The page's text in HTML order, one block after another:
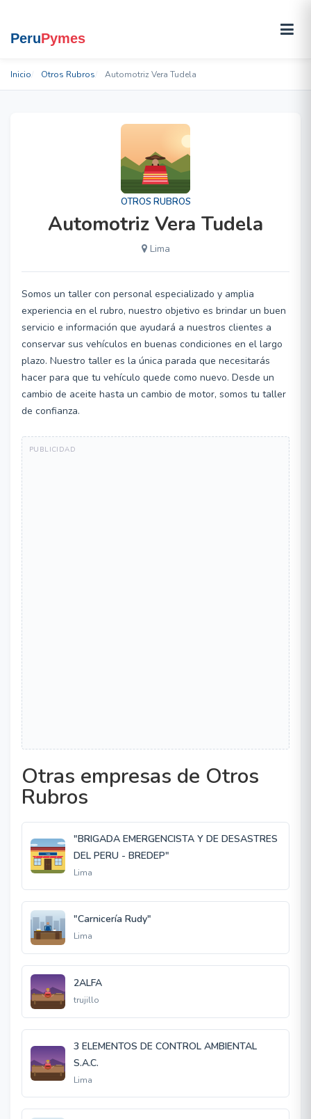
Inicio Otros Rubros Automotriz Vera Tudela
OTROS RUBROS
Automotriz Vera Tudela
Lima
Somos un taller con personal especializado y amplia
experiencia en el rubro, nuestro objetivo es brindar un buen
servicio e información que ayudará a nuestros clientes a
conservar sus vehículos en buenas condiciones en el largo
plazo. Nuestro taller es la única parada que necesitarás
hacer para que tu vehículo quede como nuevo. Desde un
cambio de aceite hasta un cambio de motor, somos tu taller
de confianza.
Otras empresas de Otros
Rubros
"BRIGADA EMERGENCISTA Y DE DESASTRES
DEL PERU - BREDEP"
Lima
"Carnicería Rudy"
Lima
2ALFA
trujillo
3 ELEMENTOS DE CONTROL AMBIENTAL
S.A.C.
Lima